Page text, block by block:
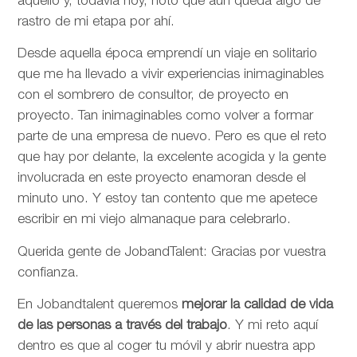
rastro de mi etapa por ahí.
Desde aquella época emprendí un viaje en solitario
que me ha llevado a vivir experiencias inimaginables
con el sombrero de consultor, de proyecto en
proyecto. Tan inimaginables como volver a formar
parte de una empresa de nuevo. Pero es que el reto
que hay por delante, la excelente acogida y la gente
involucrada en este proyecto enamoran desde el
minuto uno. Y estoy tan contento que me apetece
escribir en mi viejo almanaque para celebrarlo.
Querida gente de JobandTalent: Gracias por vuestra
confianza.
En Jobandtalent queremos mejorar la calidad de vida
de las personas a través del trabajo. Y mi reto aquí
dentro es que al coger tu móvil y abrir nuestra app